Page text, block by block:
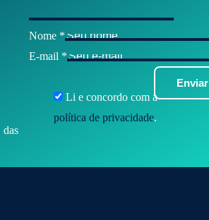
das
Nome *
E-mail *
Enviar
Li e concordo com a
política de privacidade.